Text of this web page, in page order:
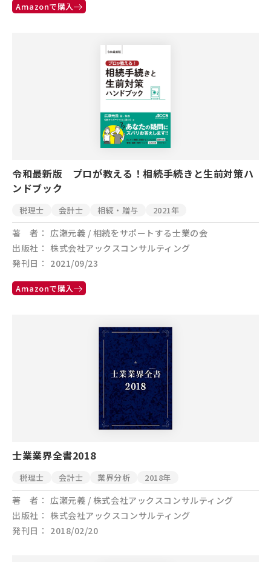
Amazonで購入
令和最新版 プロが教える！相続手続きと生前対策ハ
ンドブック
税理士 会計士 相続・贈与 2021年
著 者
広瀬元義 / 相続をサポートする士業の会
出版社
株式会社アックスコンサルティング
発刊日
2021/09/23
Amazonで購入
士業業界全書2018
税理士 会計士 業界分析 2018年
著 者
広瀬元義 / 株式会社アックスコンサルティング
出版社
株式会社アックスコンサルティング
発刊日
2018/02/20